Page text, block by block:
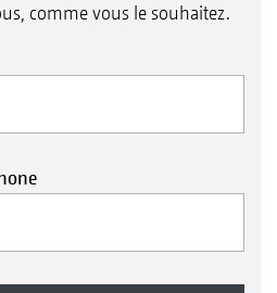
comme vous le souhaitez.